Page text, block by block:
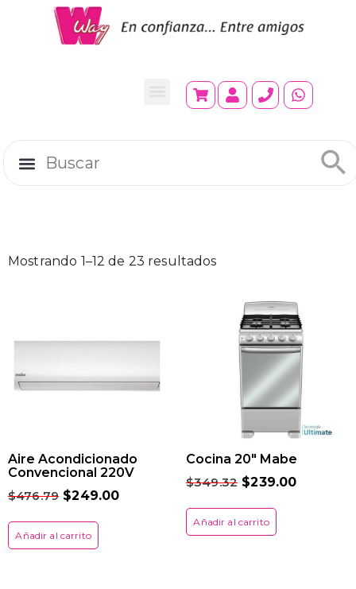
Mostrando 1–12 de 23 resultados
Aire Acondicionado
Convencional 220V
$476.79 $249.00
Añadir al carrito
Cocina 20″ Mabe
$349.32 $239.00
Añadir al carrito